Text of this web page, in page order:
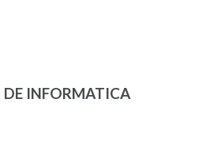
INFORMATICA